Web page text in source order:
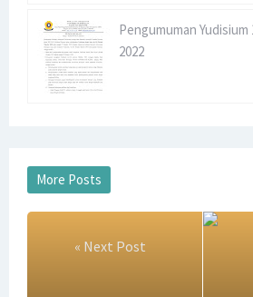
Fakultas Ekonomi
PENGUMUMAN WISUDA
Pengumuman
2022
« Next Post